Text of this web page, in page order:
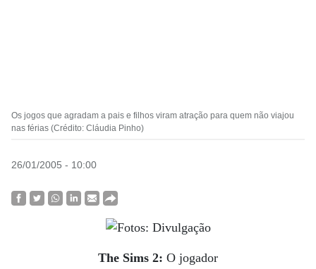
Os jogos que agradam a pais e filhos viram atração para quem não viajou
nas férias (Crédito: Cláudia Pinho)
26/01/2005 - 10:00
The Sims 2: O jogador